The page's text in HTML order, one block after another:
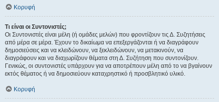
Κορυφή
Τι είναι οι Συντονιστές;
Οι Συντονιστές είναι μέλη (ή ομάδες μελών) που φροντίζουν τις Δ. Συζητήσεις
από μέρα σε μέρα. Έχουν το δικαίωμα να επεξεργάζονται ή να διαγράφουν
δημοσιεύσεις και να κλειδώνουν, να ξεκλειδώνουν, να μετακινούν, να
διαγράφουν και να διαχωρίζουν θέματα στη Δ. Συζήτηση που συντονίζουν.
Γενικώς, οι συντονιστές υπάρχουν για να αποτρέπουν μέλη από το να βγαίνουν
εκτός θέματος ή να δημοσιεύουν καταχρηστικό ή προσβλητικό υλικό.
Κορυφή